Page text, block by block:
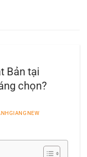
Bản tại
chọn?